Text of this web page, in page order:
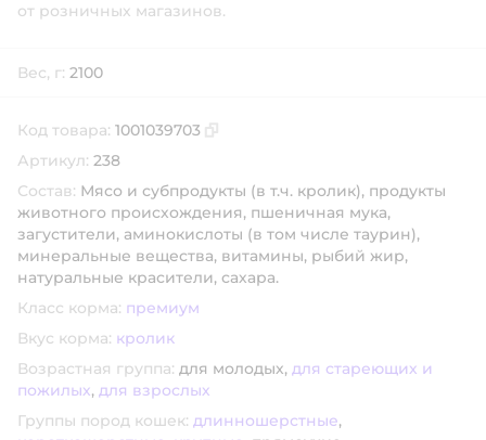
от розничных магазинов.
Вес, г: 2100
Код товара: 1001039703
Артикул: 238
Состав: Мясо и субпродукты (в т.ч. кролик), продукты
животного происхождения, пшеничная мука,
загустители, аминокислоты (в том числе таурин),
минеральные вещества, витамины, рыбий жир,
натуральные красители, сахара.
Класс корма: премиум
Вкус корма: кролик
Возрастная группа: для молодых, для стареющих и
пожилых, для взрослых
Группы пород кошек: длинношерстные,